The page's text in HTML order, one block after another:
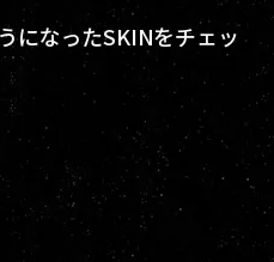
になったSKINをチェッ